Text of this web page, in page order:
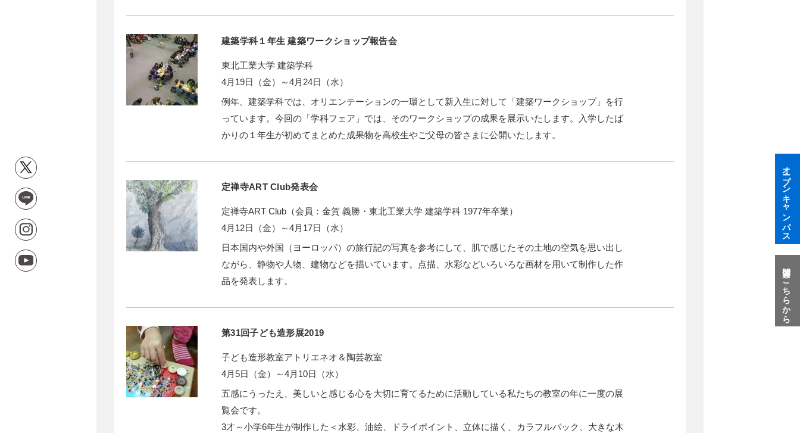
建築学科１年生 建築ワークショップ報告会
東北工業大学 建築学科
4月19日（金）～4月24日（水）
例年、建築学科では、オリエンテーションの一環として新入生に対して「建築ワークショップ」を行
っています。今回の「学科フェア」では、そのワークショップの成果を展示いたします。入学したば
かりの１年生が初めてまとめた成果物を高校生やご父母の皆さまに公開いたします。
定禅寺ART Club発表会
定禅寺ART Club（会員：金賀 義勝・東北工業大学 建築学科 1977年卒業）
4月12日（金）～4月17日（水）
日本国内や外国（ヨーロッパ）の旅行記の写真を参考にして、肌で感じたその土地の空気を思い出し
ながら、静物や人物、建物などを描いています。点描、水彩などいろいろな画材を用いて制作した作
品を発表します。
第31回子ども造形展2019
子ども造形教室アトリエネオ＆陶芸教室
4月5日（金）～4月10日（水）
五感にうったえ、美しいと感じる心を大切に育てるために活動している私たちの教室の年に一度の展
覧会です。
3才～小学6年生が制作した＜水彩、油絵、ドライポイント、立体に描く、カラフルバック、大きな木
オープンキャンパス
質問はこちらから